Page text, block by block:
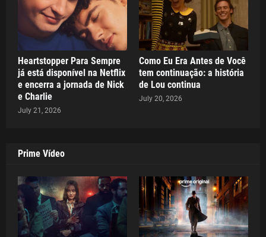
Heartstopper Para Sempre
já está disponível na Netflix
e encerra a jornada de Nick
e Charlie
July 21, 2026
Como Eu Era Antes de Você
tem continuação: a história
de Lou continua
July 20, 2026
Prime Vídeo